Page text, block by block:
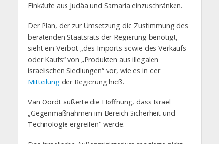
Einkäufe aus Judäa und Samaria einzuschränken.
Der Plan, der zur Umsetzung die Zustimmung des
beratenden Staatsrats der Regierung benötigt,
sieht ein Verbot „des Imports sowie des Verkaufs
oder Kaufs“ von „Produkten aus illegalen
israelischen Siedlungen“ vor, wie es in der
Mitteilung der Regierung hieß.
Van Oordt äußerte die Hoffnung, dass Israel
„Gegenmaßnahmen im Bereich Sicherheit und
Technologie ergreifen“ werde.